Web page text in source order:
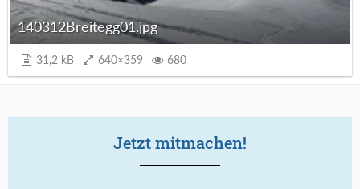
140312Breitegg01.jpg
31,2 kB 640×359 680
Jetzt mitmachen!